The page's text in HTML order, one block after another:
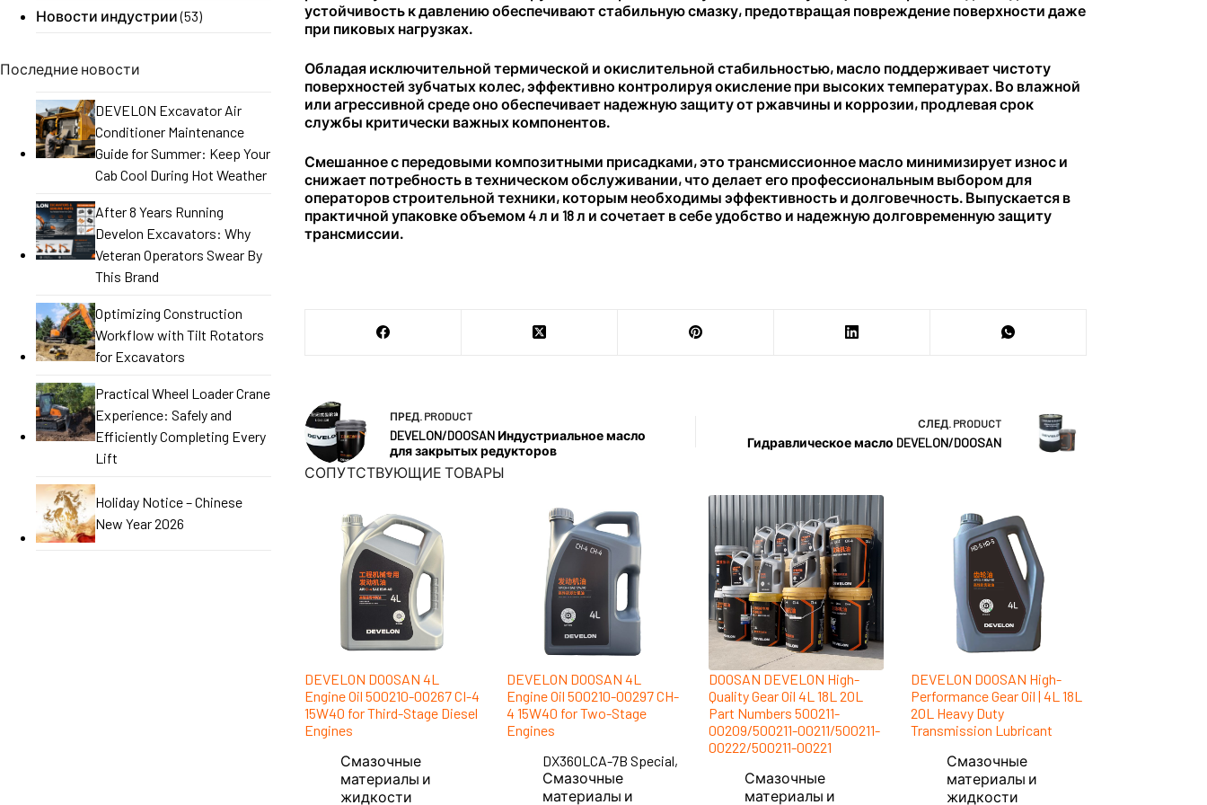
устойчивость к давлению обеспечивают стабильную смазку, предотвращая повреждение поверхности даже
при пиковых нагрузках.
Обладая исключительной термической и окислительной стабильностью, масло поддерживает чистоту
поверхностей зубчатых колес, эффективно контролируя окисление при высоких температурах. Во влажной
или агрессивной среде оно обеспечивает надежную защиту от ржавчины и коррозии, продлевая срок
службы критически важных компонентов.
Смешанное с передовыми композитными присадками, это трансмиссионное масло минимизирует износ и
снижает потребность в техническом обслуживании, что делает его профессиональным выбором для
операторов строительной техники, которым необходимы эффективность и долговечность. Выпускается в
практичной упаковке объемом 4 л и 18 л и сочетает в себе удобство и надежную долговременную защиту
трансмиссии.
ПРЕД. PRODUCT
DEVELON/DOOSAN Индустриальное масло
для закрытых редукторов
СЛЕД. PRODUCT
Гидравлическое масло DEVELON/DOOSAN
СОПУТСТВУЮЩИЕ ТОВАРЫ
DEVELON DOOSAN 4L
Engine Oil 500210-00267 CI-4
15W40 for Third-Stage Diesel
Engines
Смазочные
материалы и
жидкости
DEVELON DOOSAN 4L
Engine Oil 500210-00297 CH-
4 15W40 for Two-Stage
Engines
DX360LCA-7B Special,
Смазочные
материалы и
DOOSAN DEVELON High-
Quality Gear Oil 4L 18L 20L
Part Numbers 500211-
00209/500211-00211/500211-
00222/500211-00221
Смазочные
материалы и
DEVELON DOOSAN High-
Performance Gear Oil | 4L 18L
20L Heavy Duty
Transmission Lubricant
Смазочные
материалы и
жидкости
Новости индустрии(53)
Последние новости
DEVELON Excavator Air
Conditioner Maintenance
Guide for Summer: Keep Your
Cab Cool During Hot Weather
After 8 Years Running
Develon Excavators: Why
Veteran Operators Swear By
This Brand
Optimizing Construction
Workflow with Tilt Rotators
for Excavators
Practical Wheel Loader Crane
Experience: Safely and
Efficiently Completing Every
Lift
Holiday Notice – Chinese
New Year 2026